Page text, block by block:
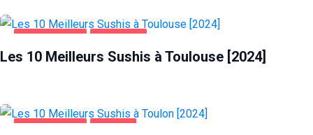
ALIMENTATION TOULOUSE
Les 10 Meilleurs Sushis à Toulouse [2024]
ALIMENTATION TOULON